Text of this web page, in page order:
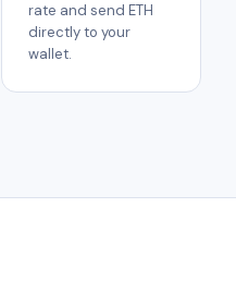
rate and send ETH
directly to your
wallet.